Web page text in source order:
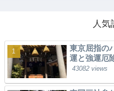
人気
東京屈指の
運と強運厄
43082 views